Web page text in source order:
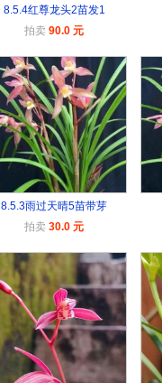
8.5.4红尊龙头2苗发1
拍卖 90.0 元
8.5.3雨过天晴5苗带芽
拍卖 30.0 元